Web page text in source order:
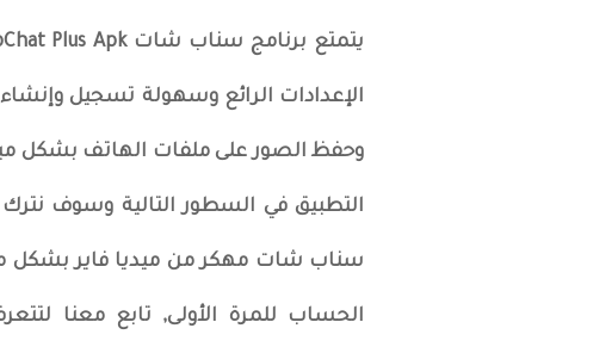
الإعدادات الرائع وسهولة تسجيل وإنشاء
وحفظ الصور على ملفات الهاتف
التطبيق في السطور التالية وسوف
سناب شات مهكر من ميديا فاير بشكل
الحساب للمرة الأولى, تابع معنا